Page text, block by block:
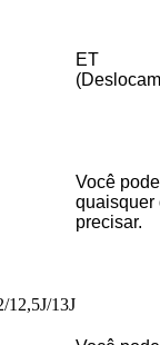
ET
Você
quaisquer
precisar.
12,5J/13J